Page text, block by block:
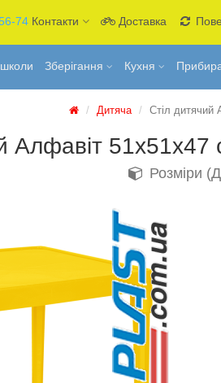
74 Контакти Доставка
Зберігання Кухня
Дитяча Стіл дитячий
Алфавіт
Розміри